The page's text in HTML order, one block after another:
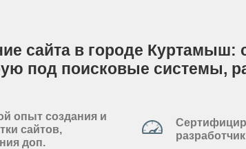
сайта в городе Куртамыш:
под поисковые системы,
опыт создания и
сайтов,
доп.